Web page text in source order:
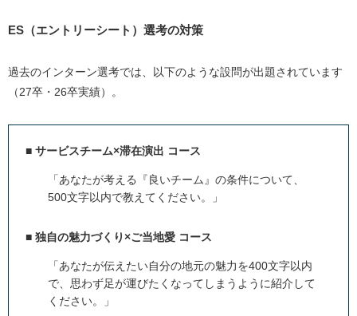
ES（エントリーシート）選考の対策
過去のインターン選考では、以下のような設問が出題されています
（27卒・26卒実績）。
■ サービスチーム×滞在演出 コース
「あなたが考える『良いチーム』の条件について、
500文字以内で教えてください。」
■ 独自の魅力づくり×ご当地愛 コース
「あなたが伝えたい自分の地元の魅力を400文字以内
で、思わず足が運びたくなってしまうように紹介して
ください。」